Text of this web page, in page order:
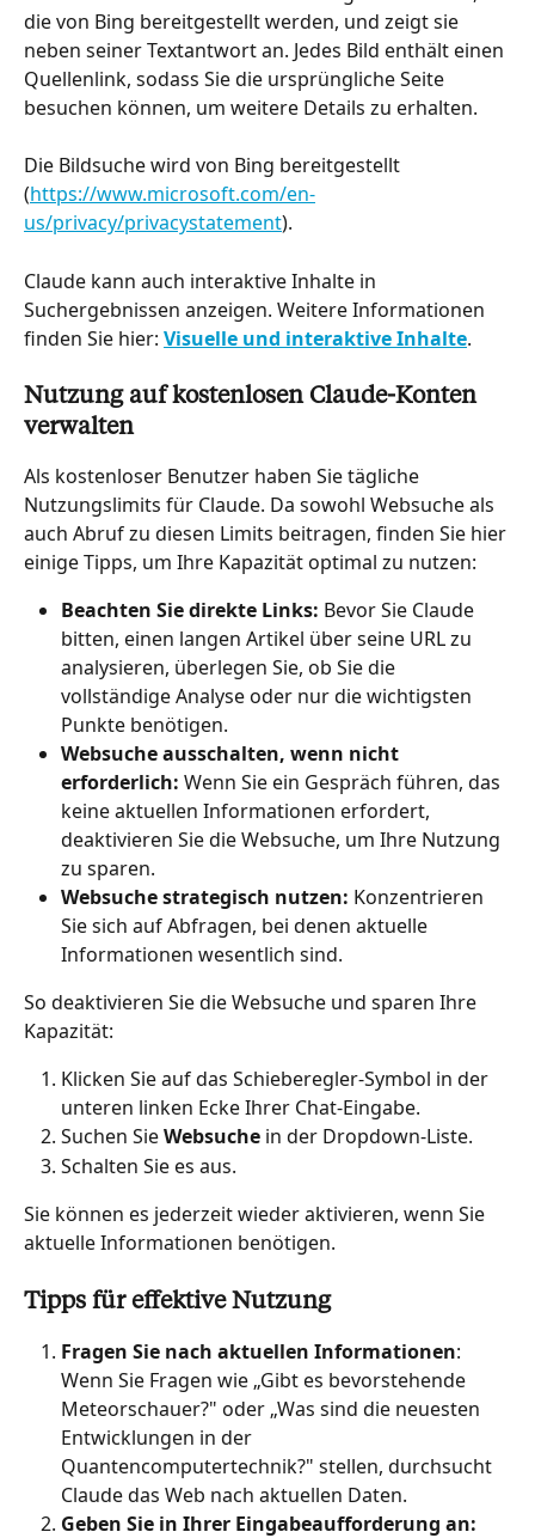
die von Bing bereitgestellt werden, und zeigt sie
neben seiner Textantwort an. Jedes Bild enthält einen
Quellenlink, sodass Sie die ursprüngliche Seite
besuchen können, um weitere Details zu erhalten.
Die Bildsuche wird von Bing bereitgestellt
(https://www.microsoft.com/en-
us/privacy/privacystatement).
Claude kann auch interaktive Inhalte in
Suchergebnissen anzeigen. Weitere Informationen
finden Sie hier: Visuelle und interaktive Inhalte.
Nutzung auf kostenlosen Claude-Konten
verwalten
Als kostenloser Benutzer haben Sie tägliche
Nutzungslimits für Claude. Da sowohl Websuche als
auch Abruf zu diesen Limits beitragen, finden Sie hier
einige Tipps, um Ihre Kapazität optimal zu nutzen:
Beachten Sie direkte Links: Bevor Sie Claude
bitten, einen langen Artikel über seine URL zu
analysieren, überlegen Sie, ob Sie die
vollständige Analyse oder nur die wichtigsten
Punkte benötigen.
Websuche ausschalten, wenn nicht
erforderlich: Wenn Sie ein Gespräch führen, das
keine aktuellen Informationen erfordert,
deaktivieren Sie die Websuche, um Ihre Nutzung
zu sparen.
Websuche strategisch nutzen: Konzentrieren
Sie sich auf Abfragen, bei denen aktuelle
Informationen wesentlich sind.
So deaktivieren Sie die Websuche und sparen Ihre
Kapazität:
Klicken Sie auf das Schieberegler-Symbol in der
unteren linken Ecke Ihrer Chat-Eingabe.
Suchen Sie Websuche in der Dropdown-Liste.
Schalten Sie es aus.
Sie können es jederzeit wieder aktivieren, wenn Sie
aktuelle Informationen benötigen.
Tipps für effektive Nutzung
Fragen Sie nach aktuellen Informationen:
Wenn Sie Fragen wie „Gibt es bevorstehende
Meteorschauer?" oder „Was sind die neuesten
Entwicklungen in der
Quantencomputertechnik?" stellen, durchsucht
Claude das Web nach aktuellen Daten.
Geben Sie in Ihrer Eingabeaufforderung an: